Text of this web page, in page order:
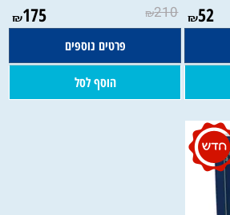
₪52
₪210
₪175
פרטים נוספים
הוסף לסל